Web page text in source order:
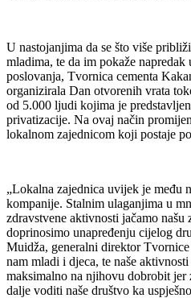
U nastojanjima da se što više
mladima, te da im pokaže napredak
poslovanja, Tvornica cementa
organizirala Dan otvorenih vrata
od 5.000 ljudi kojima je
privatizacije. Na ovaj način
lokalnom zajednicom koji postaje
„Lokalna zajednica uvijek je među
kompanije. Stalnim ulaganjima u
zdravstvene aktivnosti jačamo našu
doprinosimo unapređenju cijelog
Muidža, generalni direktor
nam mladi i djeca, te naše
maksimalno na njihovu dobrobit jer
dalje voditi naše društvo ka